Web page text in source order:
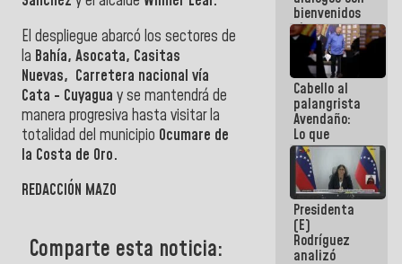
El despliegue abarcó los sectores de
la Bahía, Asocata, Casitas
Nuevas, Carretera nacional vía
Cata - Cuyagua y se mantendrá de
manera progresiva hasta visitar la
totalidad del municipio Ocumare de
la Costa de Oro.
REDACCIÓN MAZO
Comparte esta noticia:
diálogo
bienvenidos
siempre que
estén en el
marco de la
Constitución
de la
República
Cabello al
palangrista
Avendaño:
Lo que
vayas a
escribir
hazlo hoy
por que no
sabemos si
la semana
que viene
hay
Presidenta
(E)
Rodríguez
analizó